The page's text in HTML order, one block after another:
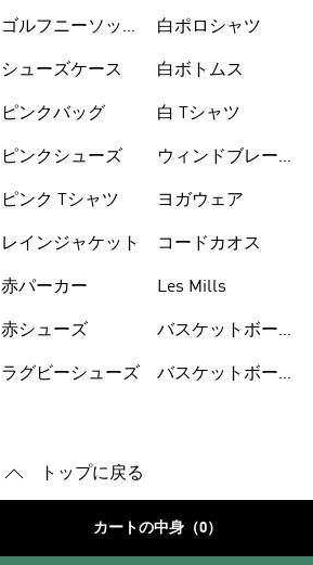
ゴルフニーソック
シューズケース
ピンクバッグ
ピンクシューズ
ピンク Tシャツ
レインジャケット
赤パーカー
赤シューズ
ラグビーシューズ
白ポロシャツ
白ボトムス
白 Tシャツ
ウィンドブレーカ
ヨガウェア
コードカオス
Les Mills
バスケットボール
バスケットボール
トップに戻る
カートの中身（0）